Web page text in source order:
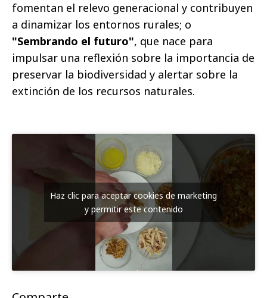
fomentan el relevo generacional y contribuyen
a dinamizar los entornos rurales; o
"Sembrando el futuro", que nace para
impulsar una reflexión sobre la importancia de
preservar la biodiversidad y alertar sobre la
extinción de los recursos naturales.
Haz clic para aceptar cookies de marketing
y permitir este contenido